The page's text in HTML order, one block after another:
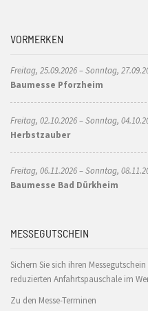
VORMERKEN
Freitag, 25.09.2026 – Sonntag,
Baumesse Pforzheim
Freitag, 02.10.2026 – Sonntag,
Herbstzauber
Freitag, 06.11.2026 – Sonntag,
Baumesse Bad Dürkheim
MESSEGUTSCHEIN
Sichern Sie sich ihren
reduzierten Anfahrtspauschale im
Zu den Messe-Terminen